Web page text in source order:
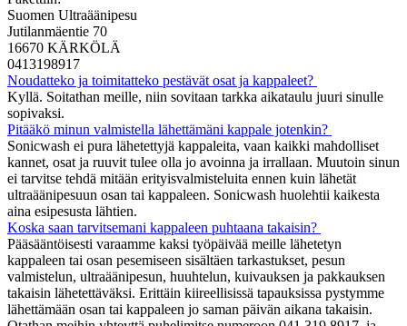
Suomen Ultraäänipesu
Jutilanmäentie 70
16670 KÄRKÖLÄ
0413198917
Noudatteko ja toimitatteko pestävät osat ja kappaleet?
Kyllä. Soitathan meille, niin sovitaan tarkka aikataulu juuri sinulle
sopivaksi.
Pitääkö minun valmistella lähettämäni kappale jotenkin?
Sonicwash ei pura lähetettyjä kappaleita, vaan kaikki mahdolliset
kannet, osat ja ruuvit tulee olla jo avoinna ja irrallaan. Muutoin sinun
ei tarvitse tehdä mitään erityisvalmisteluita ennen kuin lähetät
ultraäänipesuun osan tai kappaleen. Sonicwash huolehtii kaikesta
aina esipesusta lähtien.
Koska saan tarvitsemani kappaleen puhtaana takaisin?
Pääsääntöisesti varaamme kaksi työpäivää meille lähetetyn
kappaleen tai osan pesemiseen sisältäen tarkastukset, pesun
valmistelun, ultraäänipesun, huuhtelun, kuivauksen ja pakkauksen
takaisin lähetettäväksi. Erittäin kiireellisissä tapauksissa pystymme
lähettämään osan tai kappaleen jo saman päivän aikana takaisin.